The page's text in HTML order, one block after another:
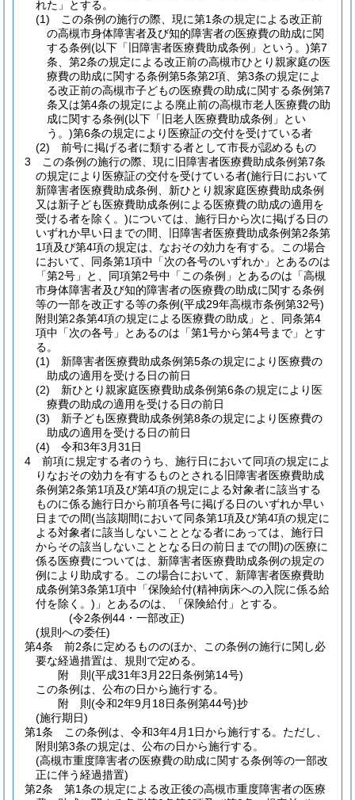
れた」とする。
(1)
この条例の施行の際、現に第1条の規定による改正前
の高槻市身体障害者及び知的障害者の医療費の助成に関
する条例(以下「旧障害者医療費助成条例」という。)第7
条、第2条の規定による改正前の高槻市ひとり親家庭の医
療費の助成に関する条例第5条第2項、第3条の規定によ
る改正前の高槻市子どもの医療費の助成に関する条例第7
条又は第4条の規定による廃止前の高槻市老人医療費の助
成に関する条例(以下「旧老人医療費助成条例」とい
う。)第6条の規定により医療証の交付を受けている者
(2)
前号に掲げる者に類する者として市長が認めるもの
3
この条例の施行の際、現に旧障害者医療費助成条例第7条
の規定により医療証の交付を受けている者(施行日において
新障害者医療費助成条例、新ひとり親家庭医療費助成条例
又は新子ども医療費助成条例による医療費の助成の適用を
受ける者を除く。)については、施行日から次に掲げる日の
いずれか早い日までの間、旧障害者医療費助成条例第2条第
1項及び第4項の規定は、なおその効力を有する。
この場合
において、同条第1項中「次の各号のいずれか」とあるのは
「第2号」と、同項第2号中「この条例」とあるのは「高槻
市身体障害者及び知的障害者の医療費の助成に関する条例
等の一部を改正する等の条例(平成29年高槻市条例第32号)
附則第2条第4項の規定による医療費の助成」と、同条第4
項中「次の各号」とあるのは「第1号から第4号まで」とす
る。
(1)
新障害者医療費助成条例第5条の規定により医療費の
助成の適用を受ける日の前日
(2)
新ひとり親家庭医療費助成条例第6条の規定により医
療費の助成の適用を受ける日の前日
(3)
新子ども医療費助成条例第8条の規定により医療費の
助成の適用を受ける日の前日
(4)
令和3年3月31日
4
前項に規定する者のうち、施行日において同項の規定によ
りなおその効力を有するものとされる旧障害者医療費助成
条例第2条第1項及び第4項の規定による対象者に該当する
ものに係る施行日から前項各号に掲げる日のいずれか早い
日までの間(当該期間において同条第1項及び第4項の規定に
よる対象者に該当しないこととなる者にあっては、施行日
からその該当しないこととなる日の前日までの間)の医療に
係る医療費については、新障害者医療費助成条例の規定の
例により助成する。
この場合において、新障害者医療費助
成条例第3条第1項中「保険給付(精神病床への入院に係る給
付を除く。) 」とあるのは、「保険給付」とする。
(令2条例44・一部改正)
(規則への委任)
第4条
前2条に定めるもののほか、この条例の施行に関し必
要な経過措置は、規則で定める。
附 則(平成31年3月22日条例第14号)
この条例は、公布の日から施行する。
附 則(令和2年9月18日条例第44号)抄
(施行期日)
第1条
この条例は、令和3年4月1日から施行する。 ただし、
附則第3条の規定は、公布の日から施行する。
(高槻市重度障害者の医療費の助成に関する条例等の一部改
正に伴う経過措置)
第2条
第1条の規定による改正後の高槻市重度障害者の医療